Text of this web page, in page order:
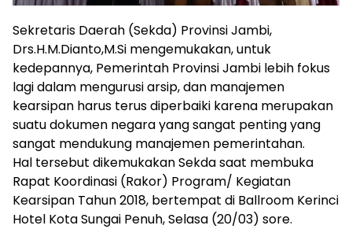
Sekretaris Daerah (Sekda) Provinsi Jambi,
Drs.H.M.Dianto,M.Si mengemukakan, untuk
kedepannya, Pemerintah Provinsi Jambi lebih fokus
lagi dalam mengurusi arsip, dan manajemen
kearsipan harus terus diperbaiki karena merupakan
suatu dokumen negara yang sangat penting yang
sangat mendukung manajemen pemerintahan.
Hal tersebut dikemukakan Sekda saat membuka
Rapat Koordinasi (Rakor) Program/ Kegiatan
Kearsipan Tahun 2018, bertempat di Ballroom Kerinci
Hotel Kota Sungai Penuh, Selasa (20/03) sore.